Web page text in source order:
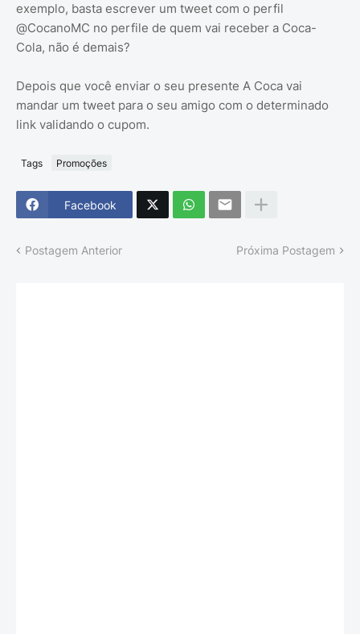
exemplo, basta escrever um tweet com o perfil
@CocanoMC no perfile de quem vai receber a Coca-
Cola, não é demais?
Depois que você enviar o seu presente A Coca vai
mandar um tweet para o seu amigo com o determinado
link validando o cupom.
Tags Promoções
Facebook
Postagem Anterior Próxima Postagem